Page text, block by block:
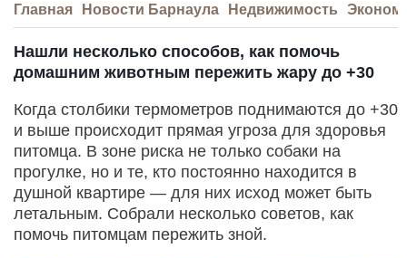
Главная Новости Барнаула Недвижимость
Нашли несколько способов, как помочь
домашним животным пережить жару до +30
Когда столбики термометров поднимаются до +30
и выше происходит прямая угроза для здоровья
питомца. В зоне риска не только собаки на
прогулке, но и те, кто постоянно находится в
душной квартире — для них исход может быть
летальным. Собрали несколько советов, как
помочь питомцам пережить зной.